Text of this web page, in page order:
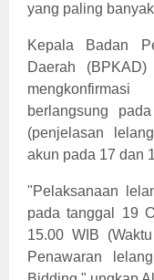
yang paling
Kepala Badan
Daerah
berlangsung
(penjelasan
akun pada 17 dan
"Pelaksanaan
pada tanggal 19
15.00 WIB
Penawaran